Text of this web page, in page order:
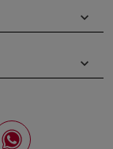
keyboard_arrow_down
keyboard_arrow_down